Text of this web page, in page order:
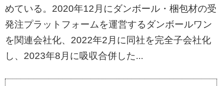
めている。2020年12月にダンボール・梱包材の受
発注プラットフォームを運営するダンボールワン
を関連会社化、2022年2月に同社を完全子会社化
し、2023年8月に吸収合併した...